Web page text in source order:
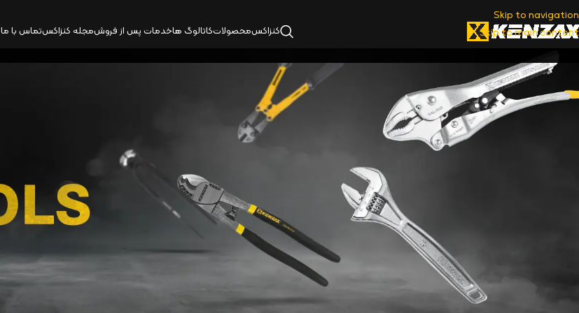
Skip to navigation
Skip to main content
کنزاکسمحصولاتکاتالوگ‌ هاخدمات پس از فروشمجله کنزاکستماس با ما